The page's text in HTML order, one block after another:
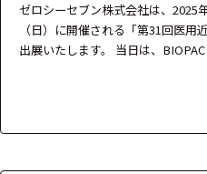
示
す
る
ゼロシーセブン株式会社は、2025
（日）に開催される「第31回医用
出展いたします。 当日は、
駐し、簡単なデモンストレーショ
…